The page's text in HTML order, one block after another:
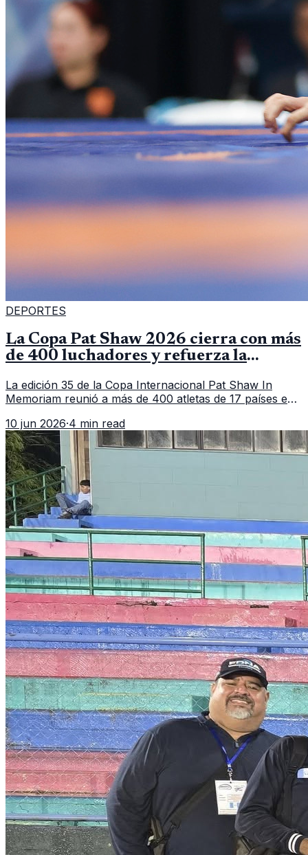
DEPORTES
La Copa Pat Shaw 2026 cierra con más
de 400 luchadores y refuerza la
La edición 35 de la Copa Internacional Pat Shaw In
Memoriam reunió a más de 400 atletas de 17 países en
delegación nacional, según el balance oficial de CDAG.
10 jun 2026·4 min read